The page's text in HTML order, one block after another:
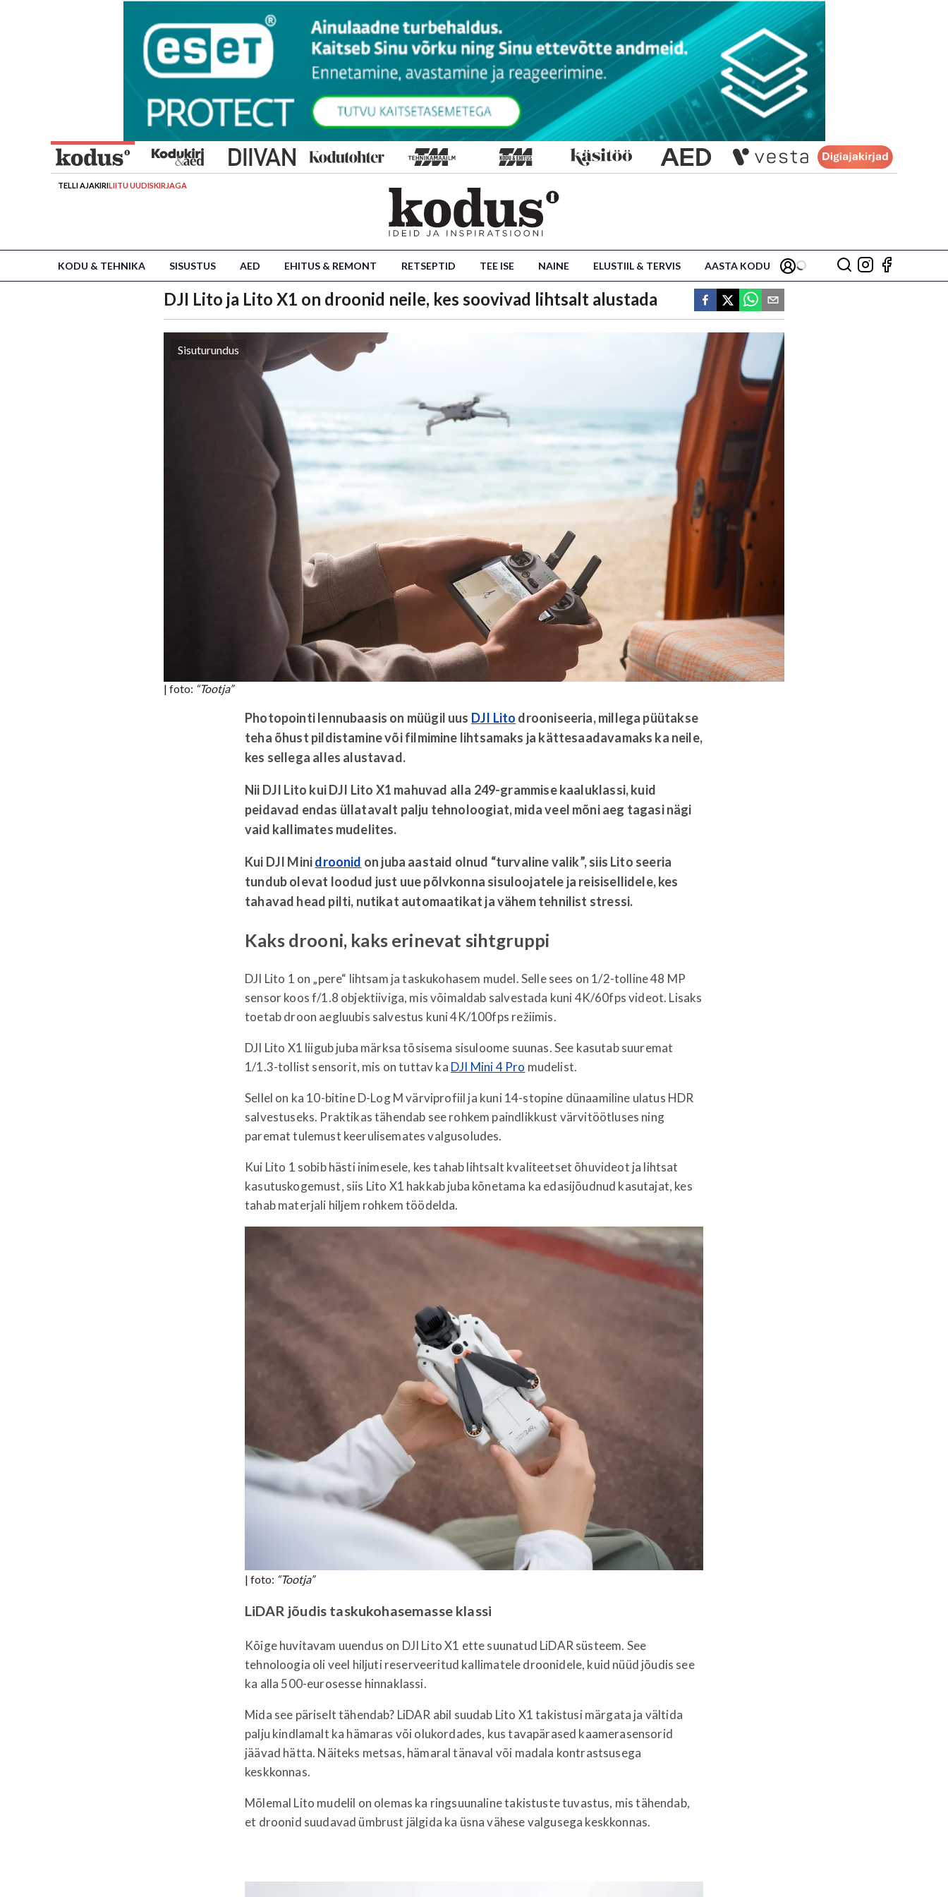
TELLI AJAKIRILIITU UUDISKIRJAGA
KODU & TEHNIKA SISUSTUS AED EHITUS & REMONT RETSEPTID TEE ISE NAINE ELUSTIIL & TERVIS AASTA KODU
DJI Lito ja Lito X1 on droonid neile, kes soovivad lihtsalt alustada
Sisuturundus
| foto: “Tootja”
Photopointi lennubaasis on müügil uus DJI Lito drooniseeria, millega püütakse
teha õhust pildistamine või filmimine lihtsamaks ja kättesaadavamaks ka neile,
kes sellega alles alustavad.
Nii DJI Lito kuiDJI Lito X1 mahuvad alla 249-grammise kaaluklassi, kuid
peidavad endas üllatavalt palju tehnoloogiat, mida veel mõni aeg tagasi nägi
vaid kallimates mudelites.
Kui DJI Minidroonid on juba aastaid olnud “turvaline valik”, siis Lito seeria
tundub olevat loodud just uue põlvkonna sisuloojatele ja reisisellidele, kes
tahavad head pilti, nutikat automaatikat ja vähem tehnilist stressi.
Kaks drooni, kaks erinevat sihtgruppi
DJI Lito 1 on „pere“ lihtsam ja taskukohasem mudel. Selle sees on 1/2-tolline 48 MP
sensor koos f/1.8 objektiiviga, mis võimaldab salvestada kuni 4K/60fps videot. Lisaks
toetab droon aegluubis salvestus kuni 4K/100fps režiimis.
DJI Lito X1 liigub juba märksa tõsisema sisuloome suunas. See kasutab suuremat
1/1.3-tollist sensorit, mis on tuttav ka DJI Mini 4 Pro mudelist.
Sellel on ka 10-bitine D-Log M värviprofiil ja kuni 14-stopine dünaamiline ulatus HDR
salvestuseks. Praktikas tähendab see rohkem paindlikkust värvitöötluses ning
paremat tulemust keerulisemates valgusoludes.
Kui Lito 1 sobib hästi inimesele, kes tahab lihtsalt kvaliteetset õhuvideot ja lihtsat
kasutuskogemust, siis Lito X1 hakkab juba kõnetama ka edasijõudnud kasutajat, kes
tahab materjali hiljem rohkem töödelda.
| foto: “Tootja”
LiDAR jõudis taskukohasemasse klassi
Kõige huvitavam uuendus on DJI Lito X1 ette suunatud LiDAR süsteem. See
tehnoloogia oli veel hiljuti reserveeritud kallimatele droonidele, kuid nüüd jõudis see
ka alla 500-eurosesse hinnaklassi.
Mida see päriselt tähendab? LiDAR abil suudab Lito X1 takistusi märgata ja vältida
palju kindlamalt ka hämaras või olukordades, kus tavapärased kaamerasensorid
jäävad hätta. Näiteks metsas, hämaral tänaval või madala kontrastsusega
keskkonnas.
Mõlemal Lito mudelil on olemas ka ringsuunaline takistuste tuvastus, mis tähendab,
et droonid suudavad ümbrust jälgida ka üsna vähese valgusega keskkonnas.